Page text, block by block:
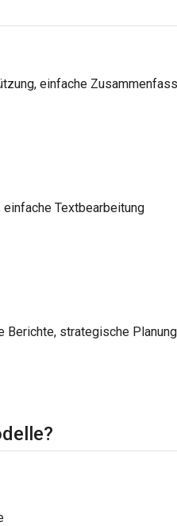
einfache
Textbearbeitung
Berichte, strategische Planung